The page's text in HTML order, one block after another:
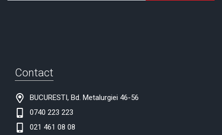
Contact
BUCURESTI, Bd. Metalurgiei 46-56
0740 223 223
021 461 08 08